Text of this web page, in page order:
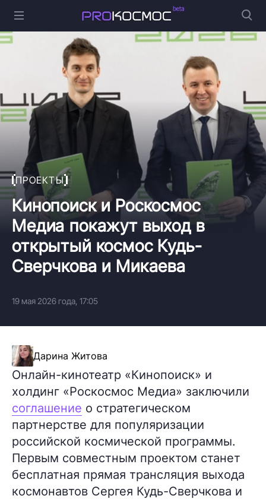
ПРОЕКТЫ
Кинопоиск и Роскосмос
Медиа покажут выход в
открытый космос Кудь-
Сверчкова и Микаева
19 мая 2026 года, 17:05
Дарина Житова
Онлайн-кинотеатр «Кинопоиск» и
холдинг «Роскосмос Медиа» заключили
соглашение о стратегическом
партнерстве для популяризации
российской космической программы.
Первым совместным проектом станет
бесплатная прямая трансляция выхода
космонавтов Сергея Кудь-Сверчкова и